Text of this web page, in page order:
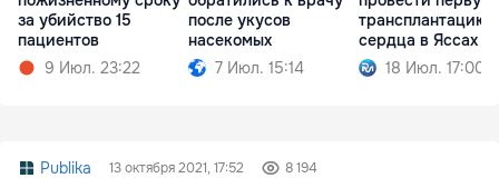
за убийство 15
пациентов
9 Июл. 23:22
после укусов
насекомых
7 Июл. 15:14
трансплантацию
сердца в Яссах
18 Июл. 17:00
Publika 13 октября 2021, 17:52 8 194